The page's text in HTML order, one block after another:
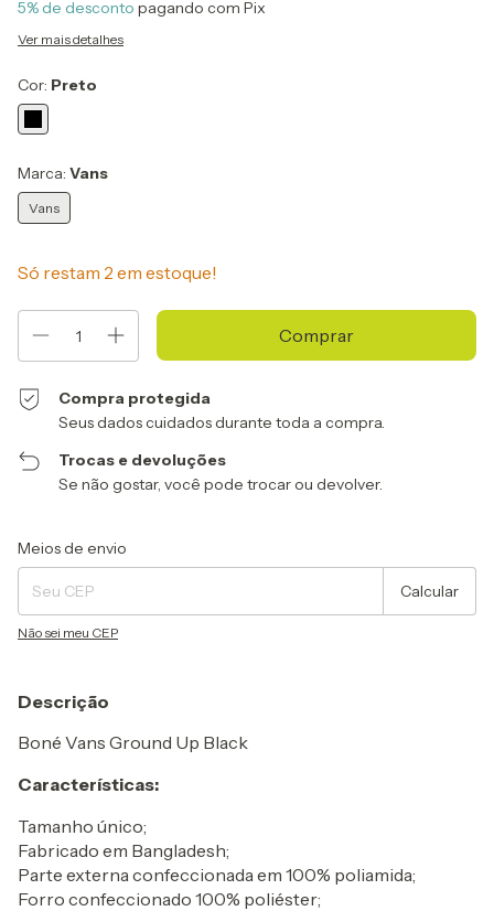
5% de desconto pagando com Pix
Ver mais detalhes
Cor: Preto
Marca: Vans
Vans
Só restam 2 em estoque!
Compra protegida
Seus dados cuidados durante toda a compra.
Trocas e devoluções
Se não gostar, você pode trocar ou devolver.
Entregas para o CEP:
Meios de envio
Calcular
Não sei meu CEP
Descrição
Boné Vans Ground Up Black
Características:
Tamanho único;
Fabricado em Bangladesh;
Parte externa confeccionada em 100% poliamida;
Forro confeccionado 100% poliéster;